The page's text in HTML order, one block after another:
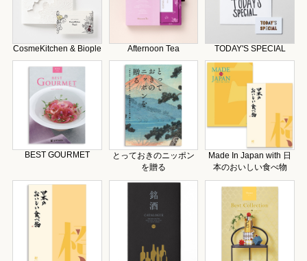
CosmeKitchen & Biople Afternoon Tea TODAY'S SPECIAL
BEST GOURMET
とっておきのニッポン
を贈る
Made In Japan with 日
本のおいしい食べ物